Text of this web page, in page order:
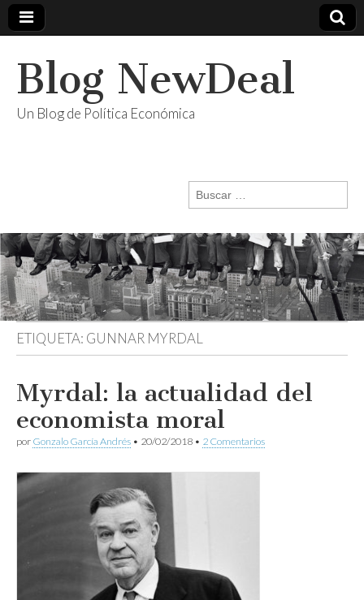
Blog NewDeal
Un Blog de Política Económica
Buscar:
ETIQUETA: GUNNAR MYRDAL
Myrdal: la actualidad del
economista moral
por Gonzalo García Andrés • 20/02/2018 • 2 Comentarios